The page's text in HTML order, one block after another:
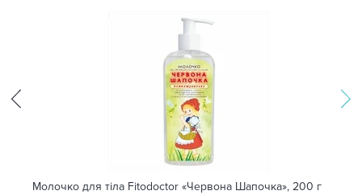
Молочко для тіла Fitodoctor «Червона Шапочка», 200 г